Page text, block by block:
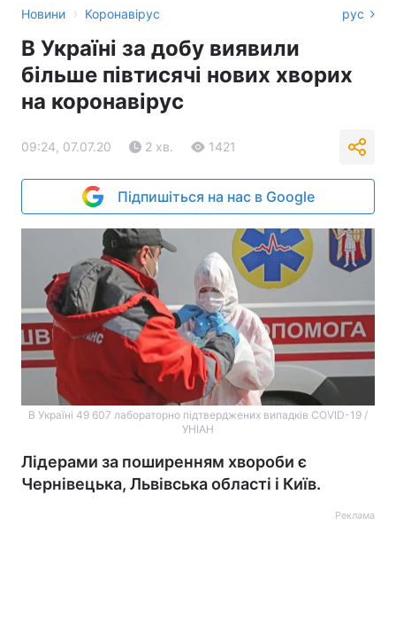
Новини › Коронавірус рус
В Україні за добу виявили
більше півтисячі нових хворих
на коронавірус
09:24, 07.07.20 2 хв. 1421
Підпишіться на нас в Google
В Україні 49 607 лабораторно підтверджених випадків COVID-19 /
УНІАН
Лідерами за поширенням хвороби є
Чернівецька, Львівська області і Київ.
Реклама